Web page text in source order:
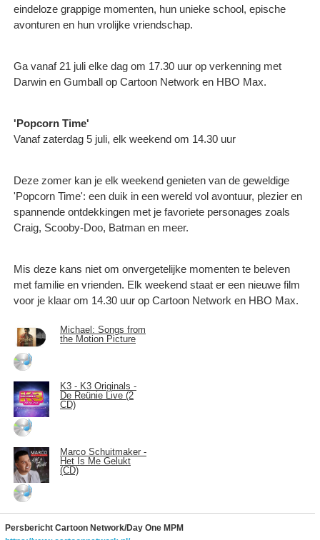
eindeloze grappige momenten, hun unieke school, epische
avonturen en hun vrolijke vriendschap.
Ga vanaf 21 juli elke dag om 17.30 uur op verkenning met
Darwin en Gumball op Cartoon Network en HBO Max.
'Popcorn Time'
Vanaf zaterdag 5 juli, elk weekend om 14.30 uur
Deze zomer kan je elk weekend genieten van de geweldige
'Popcorn Time': een duik in een wereld vol avontuur, plezier en
spannende ontdekkingen met je favoriete personages zoals
Craig, Scooby-Doo, Batman en meer.
Mis deze kans niet om onvergetelijke momenten te beleven
met familie en vrienden. Elk weekend staat er een nieuwe film
voor je klaar om 14.30 uur op Cartoon Network en HBO Max.
Michael: Songs from
the Motion Picture
K3 - K3 Originals -
De Reünie Live (2
CD)
Marco Schuitmaker -
Het Is Me Gelukt
(CD)
Persbericht Cartoon Network/Day One MPM